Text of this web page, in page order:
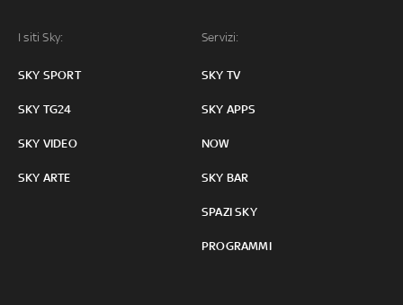
I siti Sky:
SKY SPORT
SKY TG24
SKY VIDEO
SKY ARTE
Servizi:
SKY TV
SKY APPS
NOW
SKY BAR
SPAZI SKY
PROGRAMMI